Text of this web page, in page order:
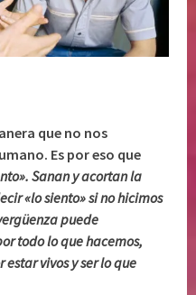
que no nos
Es por eso que
Sanan y acortan la
«lo siento» si no hicimos
puede
todo lo que hacemos,
vivos y ser lo que